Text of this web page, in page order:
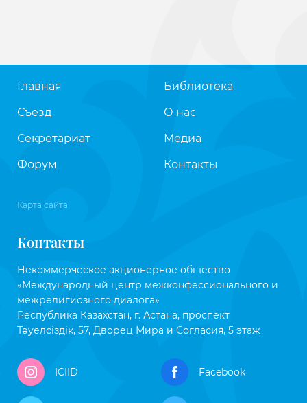
Главная
Съезд
Секретариат
Форум
Библиотека
О нас
Медиа
Контакты
Карта сайта
Контакты
Некоммерческое акционерное общество
«Международный центр межконфессионального и
межрелигиозного диалога»
Республика Казахстан, г. Астана, проспект
Тәуелсіздік, 57, Дворец Мира и Согласия, 5 этаж
ICIID Facebook